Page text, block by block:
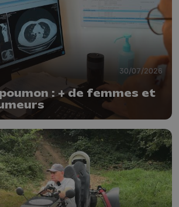
30/07/2026
: + de femmes et